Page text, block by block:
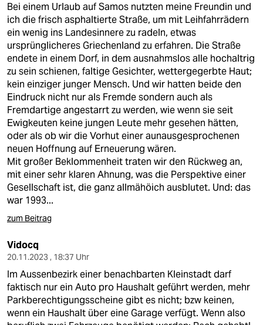
Bei einem Urlaub auf Samos nutzten meine Freundin und
ich die frisch asphaltierte Straße, um mit Leihfahrrädern
ein wenig ins Landesinnere zu radeln, etwas
ursprünglicheres Griechenland zu erfahren. Die Straße
endete in einem Dorf, in dem ausnahmslos alle hochaltrig
zu sein schienen, faltige Gesichter, wettergegerbte Haut;
kein einziger junger Mensch. Und wir hatten beide den
Eindruck nicht nur als Fremde sondern auch als
Fremdartige angestarrt zu werden, wie wenn sie seit
Ewigkeuten keine jungen Leute mehr gesehen hätten,
oder als ob wir die Vorhut einer aunausgesprochenen
neuen Hoffnung auf Erneuerung wären.
Mit großer Beklommenheit traten wir den Rückweg an,
mit einer sehr klaren Ahnung, was die Perspektive einer
Gesellschaft ist, die ganz allmähöich ausblutet. Und: das
war 1993...
zum Beitrag
Vidocq
20.11.2023 , 18:37 Uhr
Im Aussenbezirk einer benachbarten Kleinstadt darf
faktisch nur ein Auto pro Haushalt geführt werden, mehr
Parkberechtigungsscheine gibt es nicht; bzw keinen,
wenn ein Haushalt über eine Garage verfügt. Wenn also